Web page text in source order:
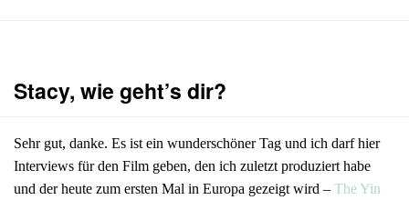
Stacy, wie geht’s dir?
Sehr gut, danke. Es ist ein wunderschöner Tag und ich darf hier
Interviews für den Film geben, den ich zuletzt produziert habe
und der heute zum ersten Mal in Europa gezeigt wird – The Yin